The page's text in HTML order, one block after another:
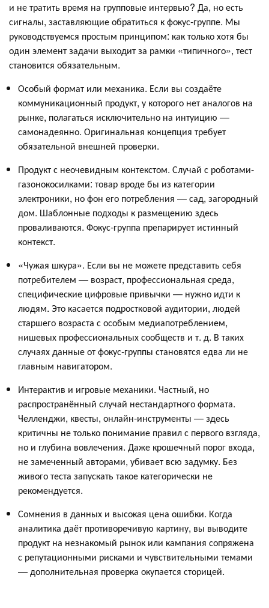
и не тратить время на групповые интервью? Да, но есть
сигналы, заставляющие обратиться к фокус-группе. Мы
руководствуемся простым принципом: как только хотя бы
один элемент задачи выходит за рамки «типичного», тест
становится обязательным.
Особый формат или механика. Если вы создаёте
коммуникационный продукт, у которого нет аналогов на
рынке, полагаться исключительно на интуицию —
самонадеянно. Оригинальная концепция требует
обязательной внешней проверки.
Продукт с неочевидным контекстом. Случай с роботами-
газонокосилками: товар вроде бы из категории
электроники, но фон его потребления — сад, загородный
дом. Шаблонные подходы к размещению здесь
проваливаются. Фокус-группа препарирует истинный
контекст.
«Чужая шкура». Если вы не можете представить себя
потребителем — возраст, профессиональная среда,
специфические цифровые привычки — нужно идти к
людям. Это касается подростковой аудитории, людей
старшего возраста с особым медиапотреблением,
нишевых профессиональных сообществ и т. д. В таких
случаях данные от фокус-группы становятся едва ли не
главным навигатором.
Интерактив и игровые механики. Частный, но
распространённый случай нестандартного формата.
Челленджи, квесты, онлайн-инструменты — здесь
критичны не только понимание правил с первого взгляда,
но и глубина вовлечения. Даже крошечный порог входа,
не замеченный авторами, убивает всю задумку. Без
живого теста запускать такое категорически не
рекомендуется.
Сомнения в данных и высокая цена ошибки. Когда
аналитика даёт противоречивую картину, вы выводите
продукт на незнакомый рынок или кампания сопряжена
с репутационными рисками и чувствительными темами
— дополнительная проверка окупается сторицей.